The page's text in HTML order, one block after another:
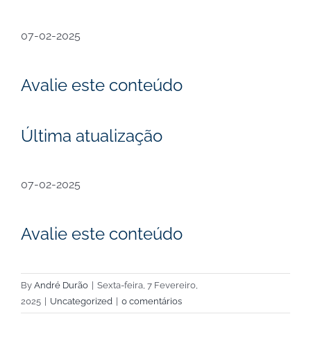
07-02-2025
Avalie este conteúdo
Última atualização
07-02-2025
Avalie este conteúdo
By André Durão
Sexta-feira, 7 Fevereiro,
2025
Uncategorized 0 comentários